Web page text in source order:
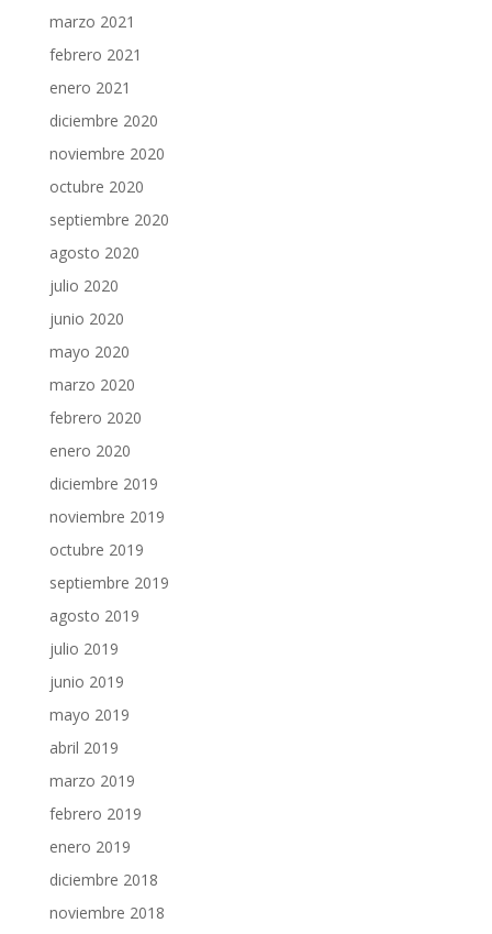
marzo 2021
febrero 2021
enero 2021
diciembre 2020
noviembre 2020
octubre 2020
septiembre 2020
agosto 2020
julio 2020
junio 2020
mayo 2020
marzo 2020
febrero 2020
enero 2020
diciembre 2019
noviembre 2019
octubre 2019
septiembre 2019
agosto 2019
julio 2019
junio 2019
mayo 2019
abril 2019
marzo 2019
febrero 2019
enero 2019
diciembre 2018
noviembre 2018